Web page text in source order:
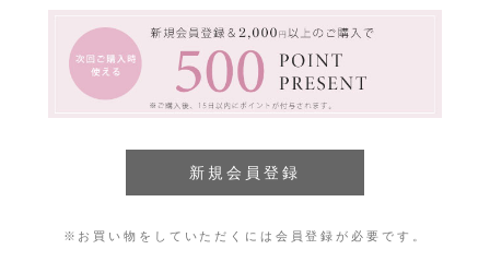
※お買い物をしていただくには会員登録が必要です。